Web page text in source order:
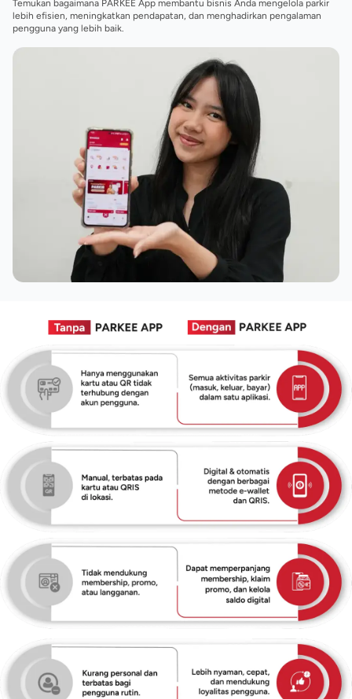
Temukan bagaimana PARKEE App membantu bisnis Anda mengelola parkir
lebih efisien, meningkatkan pendapatan, dan menghadirkan pengalaman
pengguna yang lebih baik.